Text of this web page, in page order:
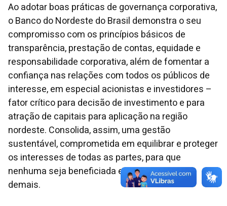
Ao adotar boas práticas de governança corporativa,
o Banco do Nordeste do Brasil demonstra o seu
compromisso com os princípios básicos de
transparência, prestação de contas, equidade e
responsabilidade corporativa, além de fomentar a
confiança nas relações com todos os públicos de
interesse, em especial acionistas e investidores –
fator crítico para decisão de investimento e para
atração de capitais para aplicação na região
nordeste. Consolida, assim, uma gestão
sustentável, comprometida em equilibrar e proteger
os interesses de todas as partes, para que
nenhuma seja beneficiada em detrimento das
demais.